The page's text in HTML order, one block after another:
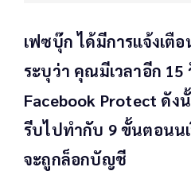
เฟซบุ๊ก ได้มีการแจ้งเตื
ระบุว่า คุณมีเวลาอีก 15
Facebook Protect ดัง
รีบไปทำกับ 9 ขั้นตอนน
จะถูกล็อกบัญชี